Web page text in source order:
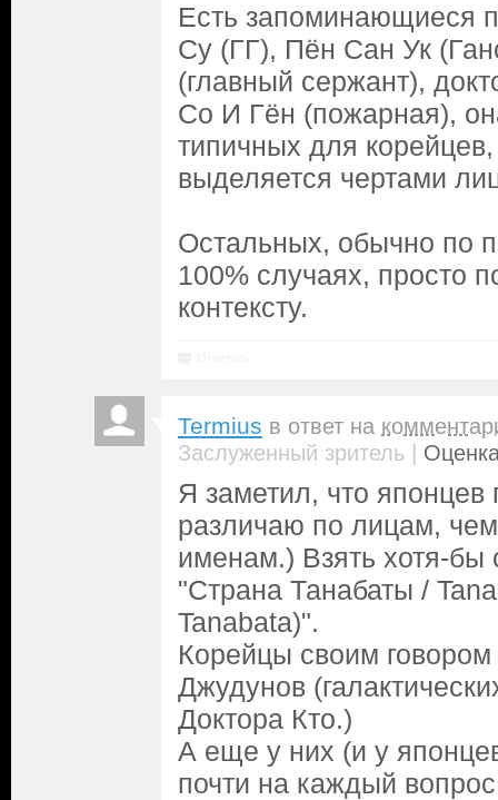
Есть запоминающиеся
Су (ГГ), Пён Сан Ук
(главный сержант),
Со И Гён (пожарная),
типичных для
выделяется чертами
Остальных, обычно по
100% случаях, просто
контексту.
Termius в ответ на
Заслуженный зритель |
Я заметил, что японцев
различаю по лицам,
именам.) Взять хотя-бы
"Страна Танабаты /
Tanabata)".
Корейцы своим
Джудунов
Доктора Кто.)
А еще у них (и у
почти на каждый